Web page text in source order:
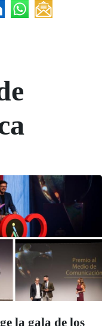
la gala de los